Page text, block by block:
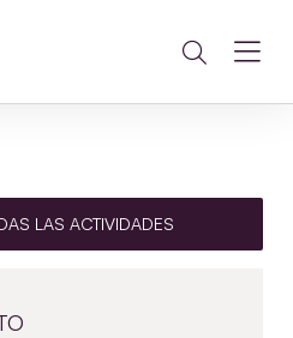
LAS ACTIVIDADES